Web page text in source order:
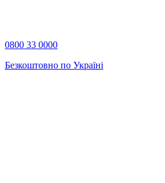
0800 33 0000
Безкоштовно по Україні